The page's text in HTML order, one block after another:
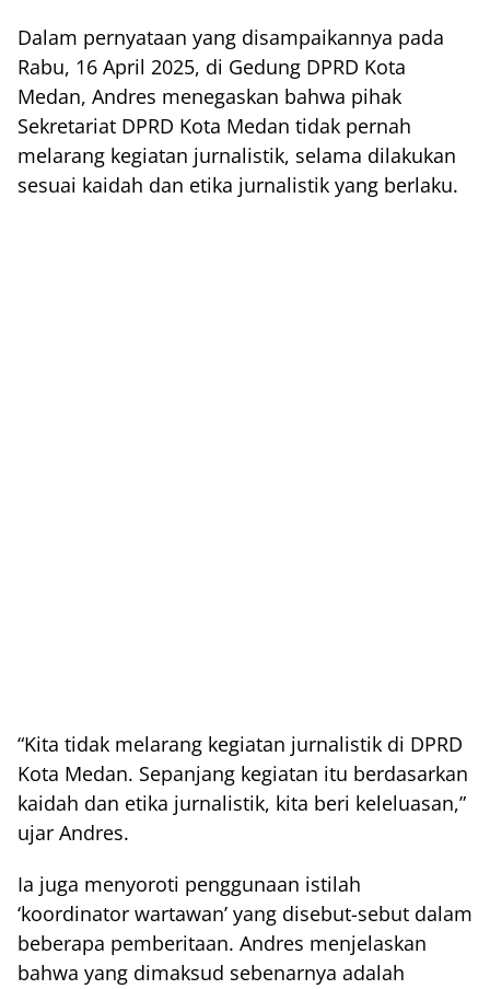
Dalam pernyataan yang disampaikannya pada
Rabu, 16 April 2025, di Gedung DPRD Kota
Medan, Andres menegaskan bahwa pihak
Sekretariat DPRD Kota Medan tidak pernah
melarang kegiatan jurnalistik, selama dilakukan
sesuai kaidah dan etika jurnalistik yang berlaku.
“Kita tidak melarang kegiatan jurnalistik di DPRD
Kota Medan. Sepanjang kegiatan itu berdasarkan
kaidah dan etika jurnalistik, kita beri keleluasan,”
ujar Andres.
Ia juga menyoroti penggunaan istilah
‘koordinator wartawan’ yang disebut-sebut dalam
beberapa pemberitaan. Andres menjelaskan
bahwa yang dimaksud sebenarnya adalah